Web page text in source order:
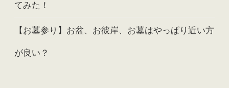
てみた！
【お墓参り】お盆、お彼岸、お墓はやっぱり近い方
が良い？